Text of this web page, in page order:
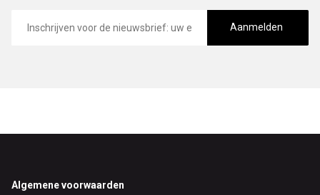
mailadres
Aanmelden
Footer
Algemene voorwaarden